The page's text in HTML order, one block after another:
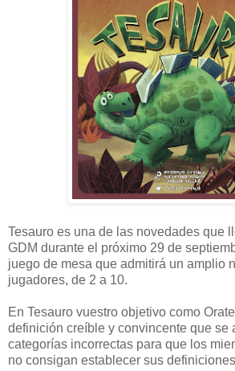
Tesauro es una de las novedades que
GDM durante el próximo 29 de
juego de mesa que admitirá un amplio
jugadores, de 2 a 10.
En Tesauro vuestro objetivo como
definición creíble y convincente que se
categorías incorrectas para que los
no consigan establecer sus